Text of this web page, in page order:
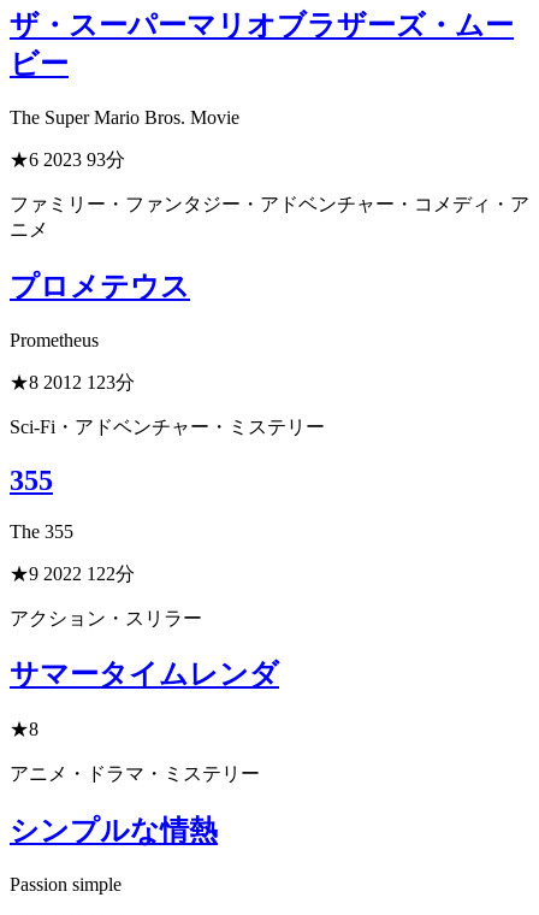
ザ・スーパーマリオブラザーズ・ムー
ビー
The Super Mario Bros. Movie
★6 2023 93分
ファミリー・ファンタジー・アドベンチャー・コメディ・ア
ニメ
プロメテウス
Prometheus
★8 2012 123分
Sci-Fi・アドベンチャー・ミステリー
355
The 355
★9 2022 122分
アクション・スリラー
サマータイムレンダ
★8
アニメ・ドラマ・ミステリー
シンプルな情熱
Passion simple